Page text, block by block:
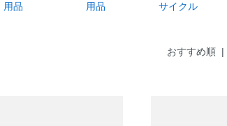
用品
用品
サイクル
おすすめ順 |